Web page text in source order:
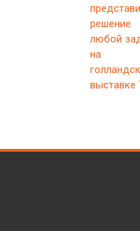
решение
любой
на
выставке